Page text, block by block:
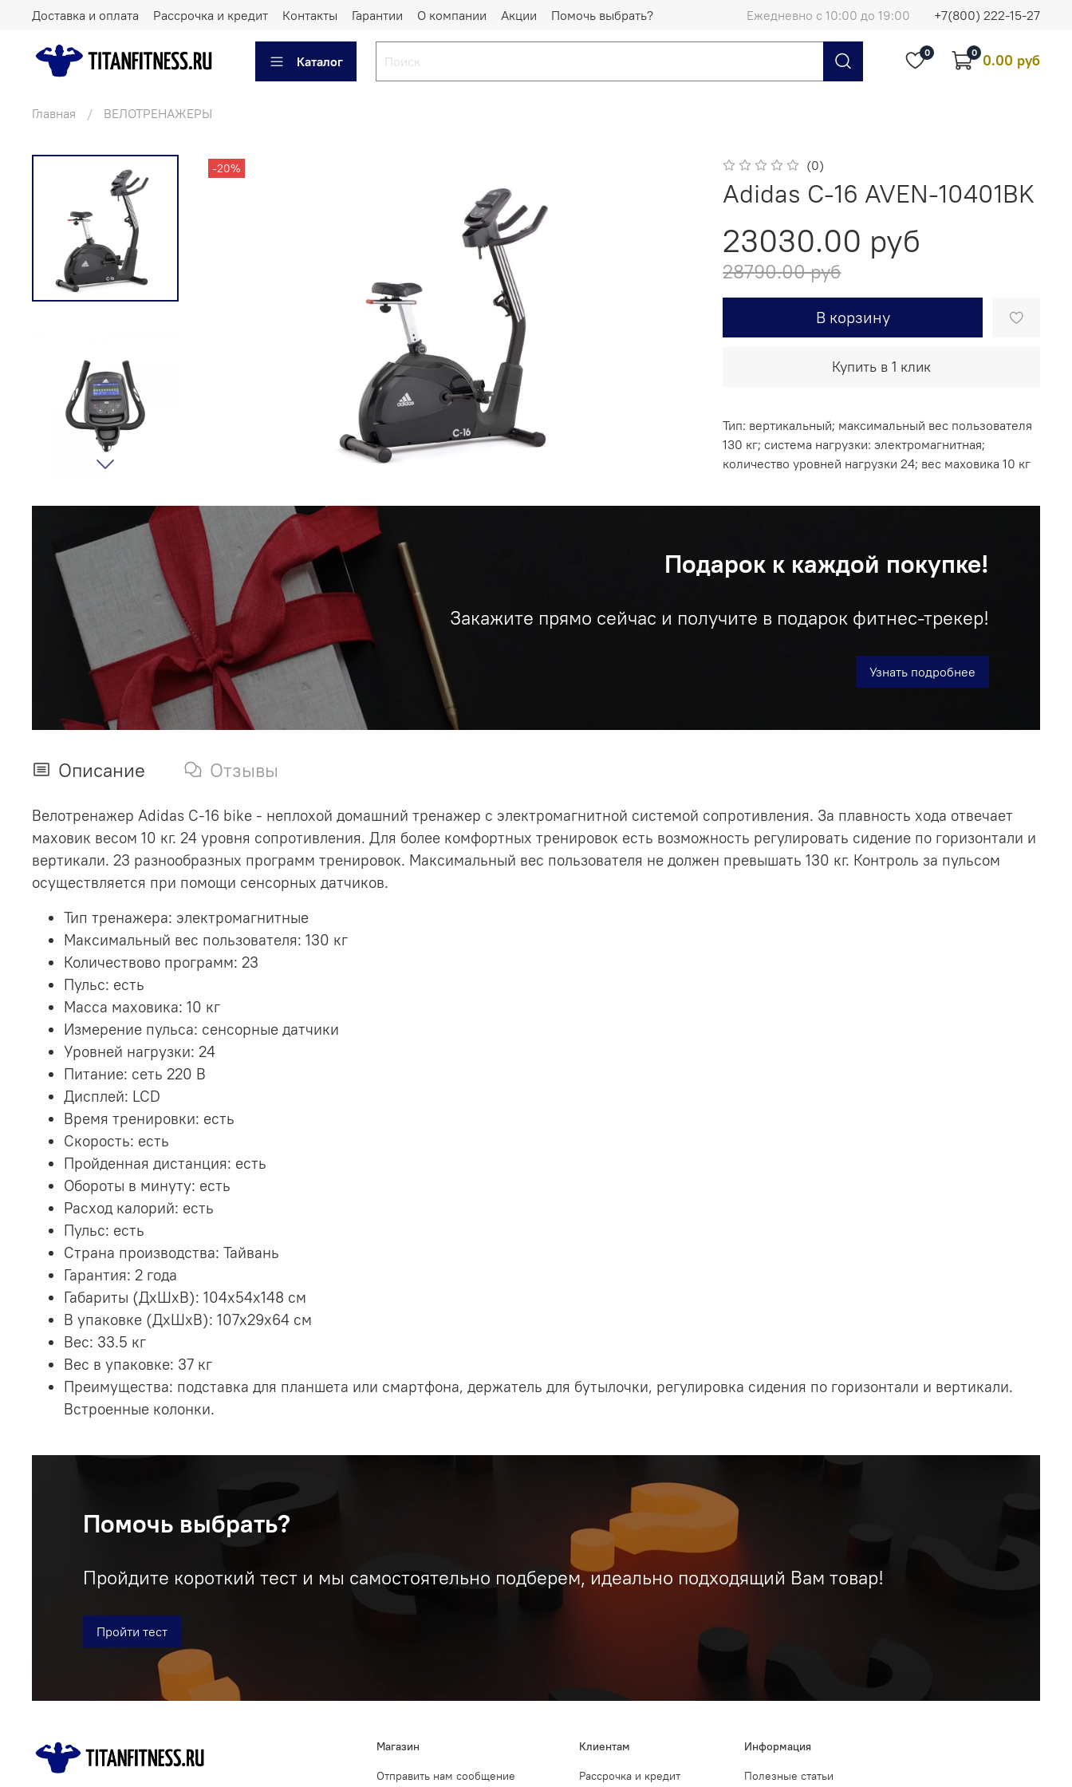
Доставка и оплата Рассрочка и кредит Контакты Гарантии О компании Акции Помочь выбрать? Ежедневно с 10:00 до 19:00 +7(800) 222-15-27
Каталог
0 0 0.00 руб
Главная ВЕЛОТРЕНАЖЕРЫ
-20% (0)
Adidas C-16 AVEN-10401BK
23030.00 руб
28790.00 руб
В корзину
Купить в 1 клик
Тип: вертикальный; максимальный вес пользователя
130 кг; система нагрузки: электромагнитная;
количество уровней нагрузки 24; вес маховика 10 кг
Подарок к каждой покупке!
Закажите прямо сейчас и получите в подарок фитнес-трекер!
Узнать подробнее
Описание Отзывы
Велотренажер Adidas C-16 bike - неплохой домашний тренажер с электромагнитной системой сопротивления. За плавность хода отвечает
маховик весом 10 кг. 24 уровня сопротивления. Для более комфортных тренировок есть возможность регулировать сидение по горизонтали и
вертикали. 23 разнообразных программ тренировок. Максимальный вес пользователя не должен превышать 130 кг. Контроль за пульсом
осуществляется при помощи сенсорных датчиков.
Тип тренажера: электромагнитные
Максимальный вес пользователя: 130 кг
Количествово программ: 23
Пульс: есть
Масса маховика: 10 кг
Измерение пульса: сенсорные датчики
Уровней нагрузки: 24
Питание: сеть 220 В
Дисплей: LCD
Время тренировки: есть
Скорость: есть
Пройденная дистанция: есть
Обороты в минуту: есть
Расход калорий: есть
Пульс: есть
Страна производства: Тайвань
Гарантия: 2 года
Габариты (ДхШхВ): 104x54x148 см
В упаковке (ДхШхВ): 107x29x64 см
Вес: 33.5 кг
Вес в упаковке: 37 кг
Преимущества: подставка для планшета или смартфона, держатель для бутылочки, регулировка сидения по горизонтали и вертикали.
Встроенные колонки.
Помочь выбрать?
Пройдите короткий тест и мы самостоятельно подберем, идеально подходящий Вам товар!
Пройти тест
Магазин
Отправить нам сообщение
Клиентам
Рассрочка и кредит
Информация
Полезные статьи